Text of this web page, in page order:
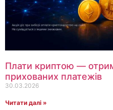
Плати криптою —
прихованих платежів
30.03.2026
Читати далі »